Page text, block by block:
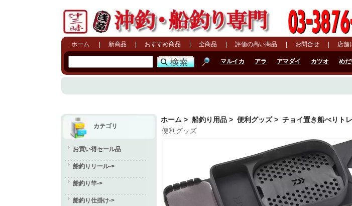
ホーム 新商品 おすすめ商品 全商品 評価の高い商品 お問合せ 店舗
マルイカ アラ アマダイ カツオ め
カテゴリ
お買い得セール品
船釣りリール->
船釣り竿->
船釣り仕掛け->
ホーム > 船釣り用品 > 便利グッズ> チョイ置き船べりトレ
便利グッズ